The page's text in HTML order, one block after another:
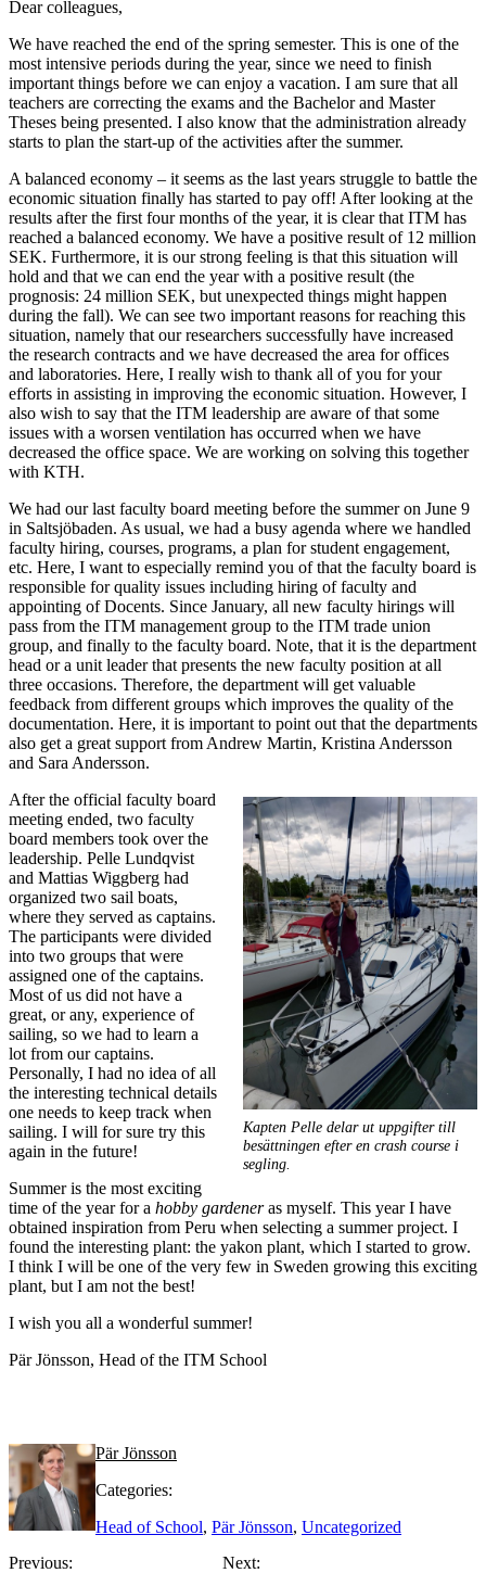
Dear colleagues,
We have reached the end of the spring semester. This is one of the
most intensive periods during the year, since we need to finish
important things before we can enjoy a vacation. I am sure that all
teachers are correcting the exams and the Bachelor and Master
Theses being presented. I also know that the administration already
starts to plan the start-up of the activities after the summer.
A balanced economy – it seems as the last years struggle to battle the
economic situation finally has started to pay off! After looking at the
results after the first four months of the year, it is clear that ITM has
reached a balanced economy. We have a positive result of 12 million
SEK. Furthermore, it is our strong feeling is that this situation will
hold and that we can end the year with a positive result (the
prognosis: 24 million SEK, but unexpected things might happen
during the fall). We can see two important reasons for reaching this
situation, namely that our researchers successfully have increased
the research contracts and we have decreased the area for offices
and laboratories. Here, I really wish to thank all of you for your
efforts in assisting in improving the economic situation. However, I
also wish to say that the ITM leadership are aware of that some
issues with a worsen ventilation has occurred when we have
decreased the office space. We are working on solving this together
with KTH.
We had our last faculty board meeting before the summer on June 9
in Saltsjöbaden. As usual, we had a busy agenda where we handled
faculty hiring, courses, programs, a plan for student engagement,
etc. Here, I want to especially remind you of that the faculty board is
responsible for quality issues including hiring of faculty and
appointing of Docents. Since January, all new faculty hirings will
pass from the ITM management group to the ITM trade union
group, and finally to the faculty board. Note, that it is the department
head or a unit leader that presents the new faculty position at all
three occasions. Therefore, the department will get valuable
feedback from different groups which improves the quality of the
documentation. Here, it is important to point out that the departments
also get a great support from Andrew Martin, Kristina Andersson
and Sara Andersson.
Kapten Pelle delar ut uppgifter till
besättningen efter en crash course i
segling.
After the official faculty board
meeting ended, two faculty
board members took over the
leadership. Pelle Lundqvist
and Mattias Wiggberg had
organized two sail boats,
where they served as captains.
The participants were divided
into two groups that were
assigned one of the captains.
Most of us did not have a
great, or any, experience of
sailing, so we had to learn a
lot from our captains.
Personally, I had no idea of all
the interesting technical details
one needs to keep track when
sailing. I will for sure try this
again in the future!
Summer is the most exciting
time of the year for a hobby gardeneras myself. This year I have
obtained inspiration from Peru when selecting a summer project. I
found the interesting plant: the yakon plant, which I started to grow.
I think I will be one of the very few in Sweden growing this exciting
plant, but I am not the best!
I wish you all a wonderful summer!
Pär Jönsson, Head of the ITM School
Pär Jönsson
Categories:
Head of School, Pär Jönsson, Uncategorized
Previous:
Next: